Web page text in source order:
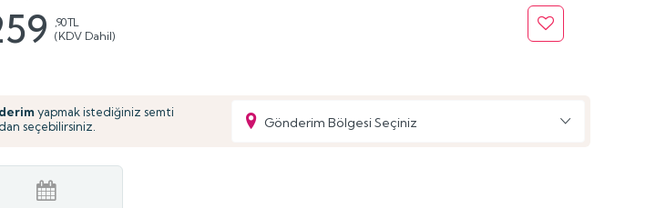
,90 TL
(KDV Dahil)
yapmak istediğiniz semti
seçebilirsiniz.
Gönderim Bölgesi Seçiniz